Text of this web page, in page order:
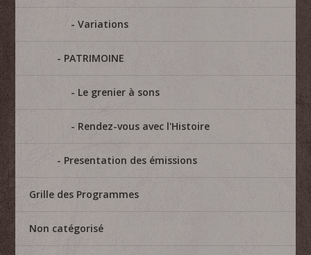
Variations
PATRIMOINE
Le grenier à sons
Rendez-vous avec l'Histoire
Presentation des émissions
Grille des Programmes
Non catégorisé